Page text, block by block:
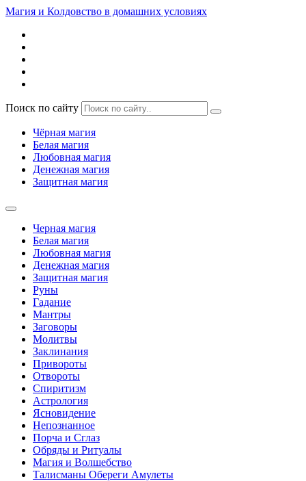
Магия и Колдовство в домашних условиях
Поиск по сайту
Чёрная магия
Белая магия
Любовная магия
Денежная магия
Защитная магия
Черная магия
Белая магия
Любовная магия
Денежная магия
Защитная магия
Руны
Гадание
Мантры
Заговоры
Молитвы
Заклинания
Привороты
Отвороты
Спиритизм
Астрология
Ясновидение
Непознанное
Порча и Сглаз
Обряды и Ритуалы
Магия и Волшебство
Талисманы Обереги Амулеты